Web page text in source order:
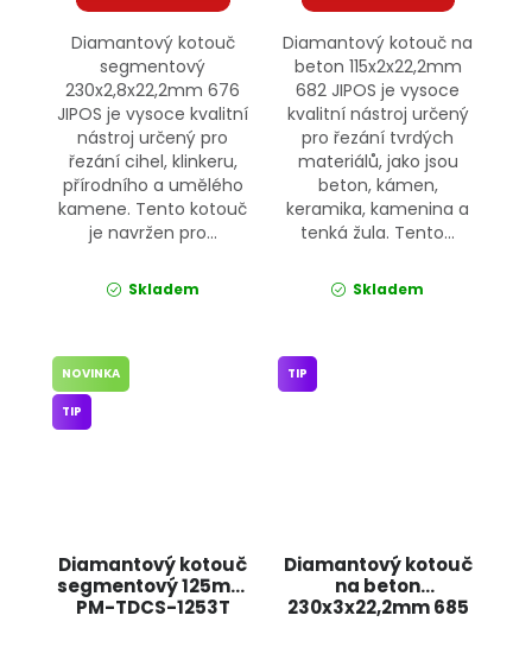
Diamantový kotouč
segmentový
230x2,8x22,2mm 676
JIPOS je vysoce kvalitní
nástroj určený pro
řezání cihel, klinkeru,
přírodního a umělého
kamene. Tento kotouč
je navržen pro...
Skladem
Diamantový kotouč na
beton 115x2x22,2mm
682 JIPOS je vysoce
kvalitní nástroj určený
pro řezání tvrdých
materiálů, jako jsou
beton, kámen,
keramika, kamenina a
tenká žula. Tento...
Skladem
Diamantový kotouč
segmentový 125mm
PM-TDCS-1253T
NOVINKA
TIP
Diamantový kotouč
na beton
230x3x22,2mm 685
TIP